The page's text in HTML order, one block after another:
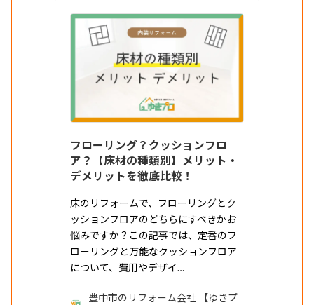
フローリング？クッションフロ
ア？【床材の種類別】メリット・
デメリットを徹底比較！
床のリフォームで、フローリングとク
ッションフロアのどちらにすべきかお
悩みですか？この記事では、定番のフ
ローリングと万能なクッションフロア
について、費用やデザイ…
豊中市のリフォーム会社 【ゆきプ